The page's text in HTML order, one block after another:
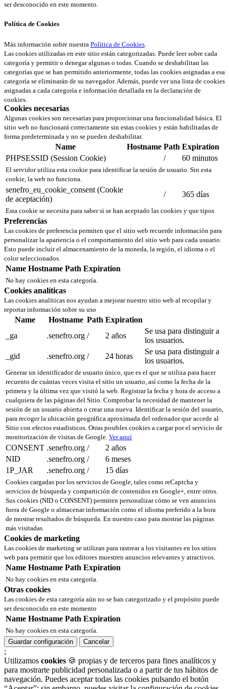
ser desconocido en este momento.
Política de Cookies
Más información sobre nuestra Política de Cookies.
Las cookies utilizadas en este sitio están categorizadas. Puede leer sobre cada
categoría y permitir o denegar algunas o todas. Cuando se deshabilitan las
categorías que se han permitido anteriormente, todas las cookies asignadas a esa
categoría se eliminarán de su navegador. Además, puede ver una lista de cookies
asignadas a cada categoría e información detallada en la declaración de
cookies.
Cookies necesarias
Algunas cookies son necesarias para proporcionar una funcionalidad básica. El
sitio web no funcionará correctamente sin estas cookies y están habilitadas de
forma predeterminada y no se pueden deshabilitar.
Name Hostname Path Expiration
PHPSESSID (Session Cookie)
/ 60 minutos
El servidor utiliza esta cookie para identificar la sesión de usuario. Sin esta
cookie, la web no funciona.
senefro_eu_cookie_consent (Cookie
de aceptación)
/ 365 días
Esta cookie se necesita para saber si se han aceptado las cookies y que tipos
Preferencias
Las cookies de preferencia permiten que el sitio web recuerde información para
personalizar la apariencia o el comportamiento del sitio web para cada usuario.
Esto puede incluir el almacenamiento de la moneda, la región, el idioma o el
color seleccionados.
Name Hostname Path Expiration
No hay cookies en esta categoría.
Cookies analíticas
Las cookies analíticas nos ayudan a mejorar nuestro sitio web al recopilar y
reportar información sobre su uso
Name Hostname Path Expiration
_ga
.senefro.org / 2 años
Se usa para distinguir a
los usuarios.
_gid
.senefro.org / 24 horas
Se usa para distinguir a
los usuarios.
Generar un identificador de usuario único, que es el que se utiliza para hacer
recuento de cuántas veces visita el sitio un usuario, así como la fecha de la
primera y la última vez que visitó la web. Registrar la fecha y hora de acceso a
cualquiera de las páginas del Sitio. Comprobar la necesidad de mantener la
sesión de un usuario abierta o crear una nueva. Identificar la sesión del usuario,
para recoger la ubicación geográfica aproximada del ordenador que accede al
Sitio con efectos estadísticos. Otras posibles cookies a cargar por el servicio de
monitorización de visitas de Google. Ver aquí
CONSENT .senefro.org /
2 años
NID
.senefro.org /
6 meses
1P_JAR
.senefro.org / 15 días
Cookies cargadas por los servicios de Google, tales como reCaptcha y
servicios de búsqueda y compartición de contenidos en Google+, entre otros.
Sus cookies (NID o CONSENT) permiten personalizar cómo se ven anuncios
fuera de Google o almacenar información como el idioma preferido a la hora
de mostrar resultados de búsqueda. En nuestro caso para mostrar las páginas
más visitadas.
Cookies de marketing
Las cookies de marketing se utilizan para rastrear a los visitantes en los sitios
web para permitir que los editores muestren anuncios relevantes y atractivos.
Name Hostname Path Expiration
No hay cookies en esta categoría.
Otras cookies
Las cookies de esta categoría aún no se han categorizado y el propósito puede
ser desconocido en este momento
Name Hostname Path Expiration
No hay cookies en esta categoría.
Guardar configuración
Cancelar
;
Utilizamos cookies 🍪 propias y de terceros para fines analíticos y
para mostrarte publicidad personalizada o a partir de tus hábitos de
navegación. Puedes aceptar todas las cookies pulsando el botón